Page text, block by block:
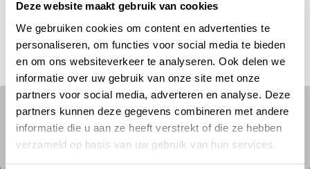
Deze website maakt gebruik van cookies
We gebruiken cookies om content en advertenties te
personaliseren, om functies voor social media te bieden
en om ons websiteverkeer te analyseren. Ook delen we
informatie over uw gebruik van onze site met onze
partners voor social media, adverteren en analyse. Deze
partners kunnen deze gegevens combineren met andere
informatie die u aan ze heeft verstrekt of die ze hebben
verzameld op basis van uw gebruik van hun services.
vastgelopen situatie te doorbreken en tot een duurzame
oplossing te komen, voor zowel de huurder als de omgeving.
DEEL
Facebook
LinkedIn
Delen
Meer weten over onze
procespraktijk